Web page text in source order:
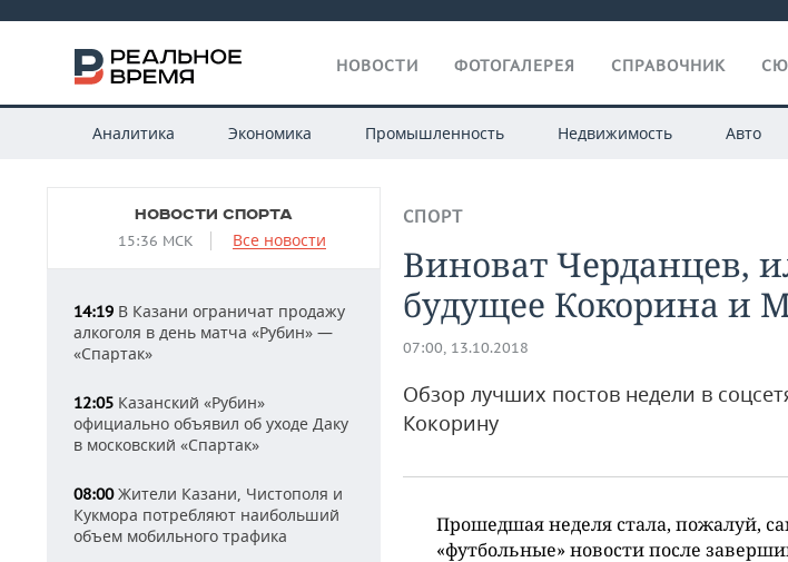
НОВОСТИ ФОТОГАЛЕРЕЯ СПРАВОЧНИК
Аналитика Экономика Промышленность Недвижимость Авто
НОВОСТИ СПОРТА
15:36 МСК Все новости
14:19 В Казани ограничат продажу
алкоголя в день матча «Рубин» —
«Спартак»
12:05 Казанский «Рубин»
официально объявил об уходе Даку
в московский «Спартак»
08:00Жители Казани, Чистополя и
Кукмора потребляют наибольший
объем мобильного трафика
СПОРТ
Виноват Черданцев,
будущее Кокорина и
07:00, 13.10.2018
Обзор лучших постов недели в
Кокорину
Прошедшая неделя стала, пожалуй,
«футбольные» новости после